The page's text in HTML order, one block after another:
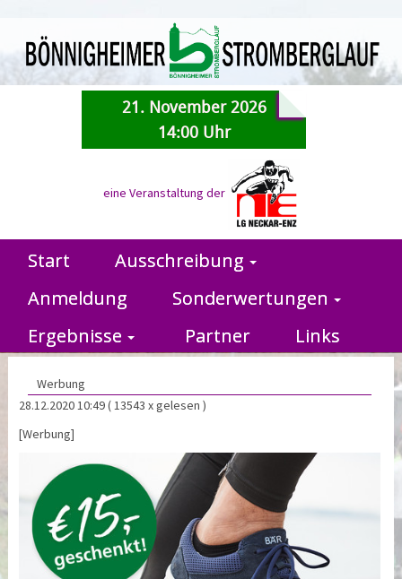
21. November 2026
14:00 Uhr
eine Veranstaltung der
Start
Ausschreibung
Anmeldung
Sonderwertungen
Ergebnisse
Partner Links
Werbung
28.12.2020 10:49( 13543 x gelesen )
[Werbung]